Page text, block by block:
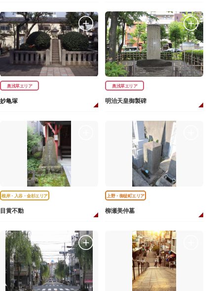
奥浅草エリア
妙亀塚
奥浅草エリア
明治天皇御製碑
根岸・入谷・金杉エリア
目黄不動
上野・御徒町エリア
柳瀬美仲墓